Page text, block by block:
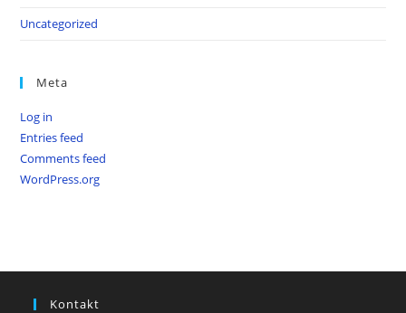
Uncategorized
Meta
Log in
Entries feed
Comments feed
WordPress.org
Kontakt